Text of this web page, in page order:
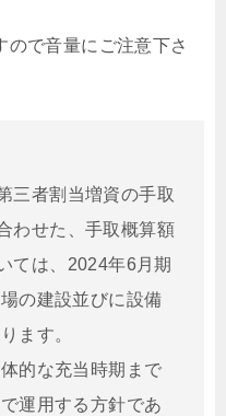
で音量にご注意下さ
三者割当増資の手取
わせた、手取概算額
ては、2024年6月期
の建設並びに設備
ます。
的な充当時期まで
運用する方針であ